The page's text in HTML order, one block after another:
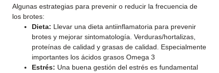
Algunas estrategias para prevenir o reducir la frecuencia de
los brotes:
Dieta: Llevar una dieta antiinflamatoria para prevenir
brotes y mejorar sintomatología. Verduras/hortalizas,
proteínas de calidad y grasas de calidad. Especialmente
importantes los ácidos grasos Omega 3
Estrés: Una buena gestión del estrés es fundamental